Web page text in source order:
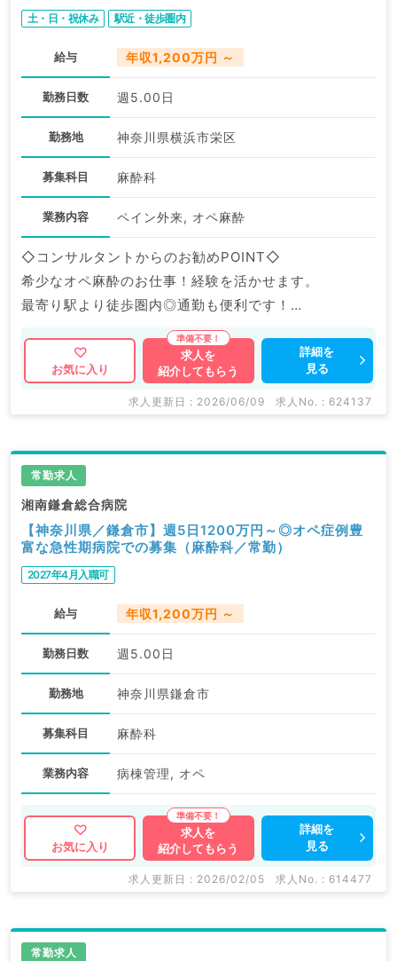
土・日・祝休み 駅近・徒歩圏内
給与 年収1,200万円 ～
勤務日数 週5.00日
勤務地 神奈川県横浜市栄区
募集科目 麻酔科
業務内容 ペイン外来, オペ麻酔
◇コンサルタントからのお勧めPOINT◇
希少なオペ麻酔のお仕事！経験を活かせます。
最寄り駅より徒歩圏内◎通勤も便利です！
マイナビDOCTORでは病院やクリニックなどの医療機
関求人はもちろんのこと、
掲載情報以外にも産業医等の企業系求人も多数扱ってい
求人内容の詳細等はお気軽にお問合せ下さい。
お気に入り
求人を
紹介してもらう
詳細を
見る
求人更新日 : 2026/06/09 求人No. : 624137
常勤求人
湘南鎌倉総合病院
【神奈川県／鎌倉市】週5日1200万円～◎オペ症例豊
富な急性期病院での募集（麻酔科／常勤）
2027年4月入職可
給与 年収1,200万円 ～
勤務日数 週5.00日
勤務地 神奈川県鎌倉市
募集科目 麻酔科
業務内容 病棟管理, オペ
お気に入り
求人を
紹介してもらう
詳細を
見る
求人更新日 : 2026/02/05 求人No. : 614477
常勤求人